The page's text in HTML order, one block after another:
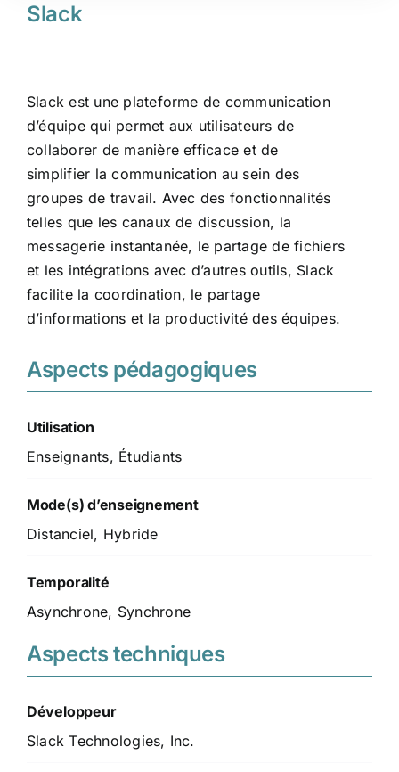
Slack
Slack est une plateforme de communication
d’équipe qui permet aux utilisateurs de
collaborer de manière efficace et de
simplifier la communication au sein des
groupes de travail. Avec des fonctionnalités
telles que les canaux de discussion, la
messagerie instantanée, le partage de fichiers
et les intégrations avec d’autres outils, Slack
facilite la coordination, le partage
d’informations et la productivité des équipes.
Aspects pédagogiques
Utilisation
Enseignants, Étudiants
Mode(s) d’enseignement
Distanciel, Hybride
Temporalité
Asynchrone, Synchrone
Aspects techniques
Développeur
Slack Technologies, Inc.